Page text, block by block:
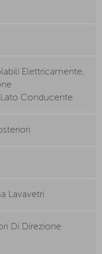
Elettricamente,
Conducente
Lavavetri
Di Direzione